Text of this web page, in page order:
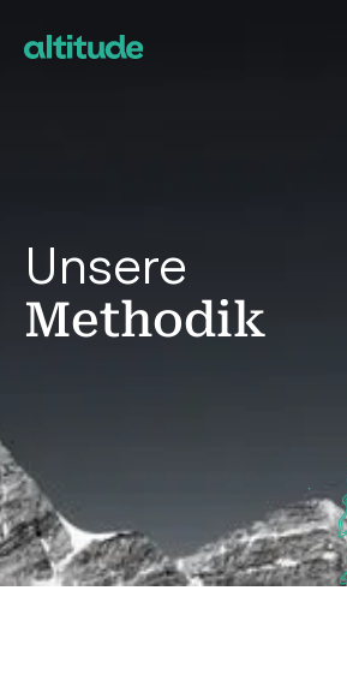
Unsere
Methodik